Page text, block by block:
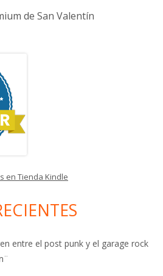
de San Valentín
en Tienda Kindle
entre el post punk y el garage rock